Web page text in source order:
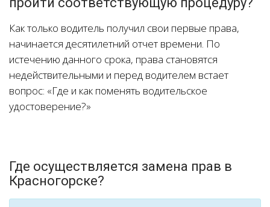
Как только водитель получил свои первые права,
начинается десятилетний отчет времени. По
истечению данного срока, права становятся
недействительными и перед водителем встает
вопрос: «Где и как поменять водительское
удостоверение?»
Где осуществляется замена прав в
Красногорске?